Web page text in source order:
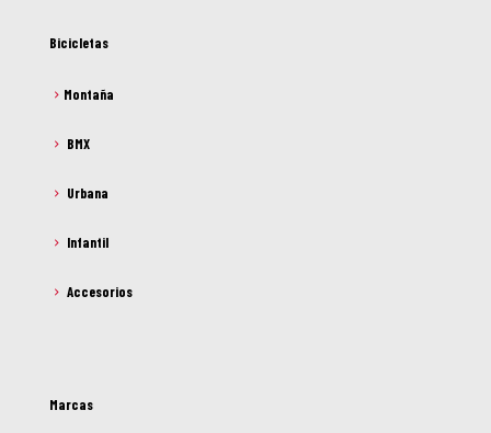
Bicicletas
Montaña
BMX
Urbana
Infantil
Accesorios
Marcas